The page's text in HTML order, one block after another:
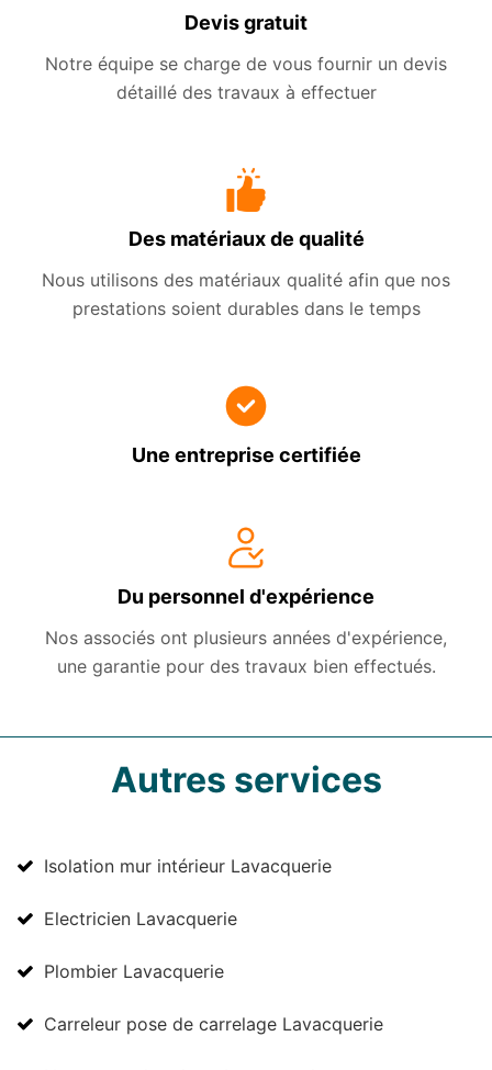
Devis gratuit
Notre équipe se charge de vous fournir un devis
détaillé des travaux à effectuer
Des matériaux de qualité
Nous utilisons des matériaux qualité afin que nos
prestations soient durables dans le temps
Une entreprise certifiée
Du personnel d'expérience
Nos associés ont plusieurs années d'expérience,
une garantie pour des travaux bien effectués.
Autres services
Isolation mur intérieur Lavacquerie
Electricien Lavacquerie
Plombier Lavacquerie
Carreleur pose de carrelage Lavacquerie